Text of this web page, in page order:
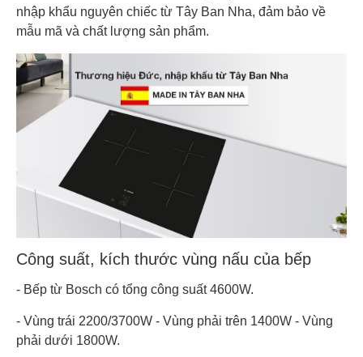
nhập khẩu nguyên chiếc từ Tây Ban Nha, đảm bảo về
mẫu mã và chất lượng sản phẩm.
Công suất, kích thước vùng nấu của bếp
- Bếp từ Bosch có tổng công suất 4600W.
- Vùng trái 2200/3700W - Vùng phải trên 1400W - Vùng
phải dưới 1800W.